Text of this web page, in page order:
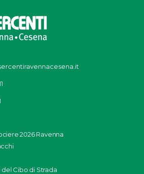
2026 Ravenna
Cibo di Strada